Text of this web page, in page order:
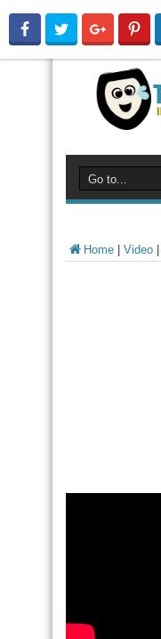
Home Video